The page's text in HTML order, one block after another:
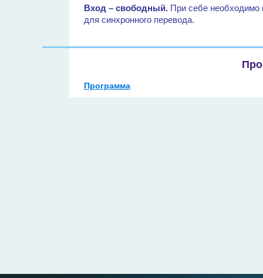
Вход – свободный.При себе необходимо
для синхронного перевода.
Программа